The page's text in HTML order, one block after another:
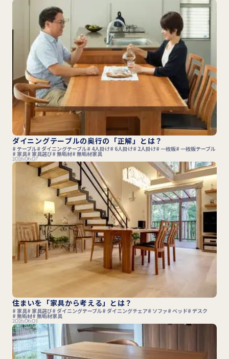
ダイニングテーブルの奥行の「正解」とは？
テーブル ダイニングテーブル 4人掛け 6人掛け 2人掛け 一枚板 一枚板テーブル
家具 家具選び 無垢材 無垢材家具
2026.06.07
住まいを「家具から考える」とは？
家具 家具選び ダイニングテーブル ダイニングチェア ソファ ベッド デスク
無垢材 無垢材家具
2026.06.03